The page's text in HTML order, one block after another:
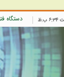
دستگاه